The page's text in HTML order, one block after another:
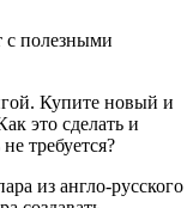
с полезными
Купите новый и
это сделать и
требуется?
из англо-русского